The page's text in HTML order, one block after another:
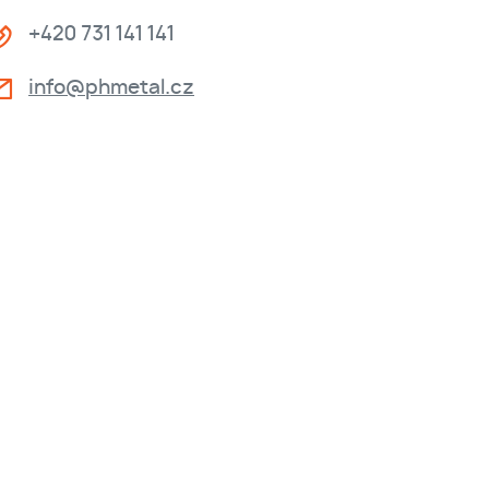
+420 731 141 141
info@phmetal.cz